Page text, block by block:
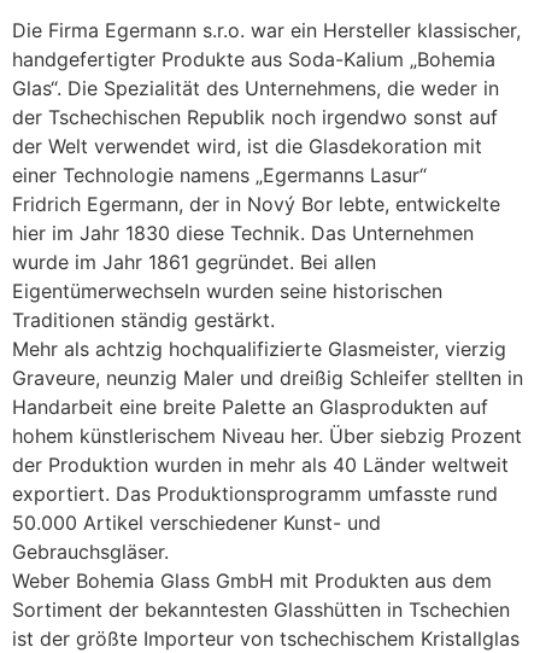
Die Firma Egermann s.r.o. war ein Hersteller klassischer,
handgefertigter Produkte aus Soda-Kalium „Bohemia
Glas“. Die Spezialität des Unternehmens, die weder in
der Tschechischen Republik noch irgendwo sonst auf
der Welt verwendet wird, ist die Glasdekoration mit
einer Technologie namens „Egermanns Lasur“
Fridrich Egermann, der in Nový Bor lebte, entwickelte
hier im Jahr 1830 diese Technik. Das Unternehmen
wurde im Jahr 1861 gegründet. Bei allen
Eigentümerwechseln wurden seine historischen
Traditionen ständig gestärkt.
Mehr als achtzig hochqualifizierte Glasmeister, vierzig
Graveure, neunzig Maler und dreißig Schleifer stellten in
Handarbeit eine breite Palette an Glasprodukten auf
hohem künstlerischem Niveau her. Über siebzig Prozent
der Produktion wurden in mehr als 40 Länder weltweit
exportiert. Das Produktionsprogramm umfasste rund
50.000 Artikel verschiedener Kunst- und
Gebrauchsgläser.
Weber Bohemia Glass GmbH mit Produkten aus dem
Sortiment der bekanntesten Glasshütten in Tschechien
ist der größte Importeur von tschechischem Kristallglas